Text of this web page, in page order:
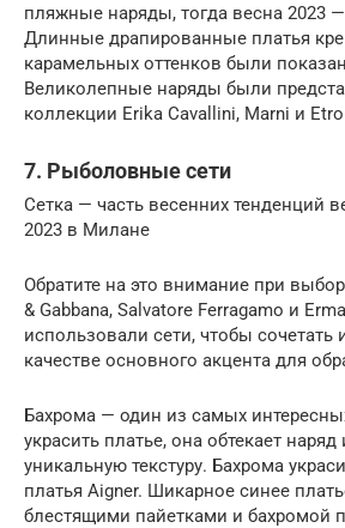
пляжные наряды, тогда весна 2023
Длинные драпированные платья
карамельных оттенков были
Великолепные наряды были
коллекции Erika Cavallini, Marni и
7. Рыболовные сети
Сетка — часть весенних тенденций
2023 в Милане
Обратите на это внимание при
& Gabbana, Salvatore Ferragamo и
использовали сети, чтобы сочетать
качестве основного акцента для
Бахрома — один из самых
украсить платье, она обтекает наряд
уникальную текстуру. Бахрома
платья Aigner. Шикарное синее
блестящими пайетками и бахромой